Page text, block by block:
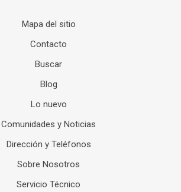
Mapa del sitio
Contacto
Buscar
Blog
Lo nuevo
Comunidades y Noticias
Dirección y Teléfonos
Sobre Nosotros
Servicio Técnico